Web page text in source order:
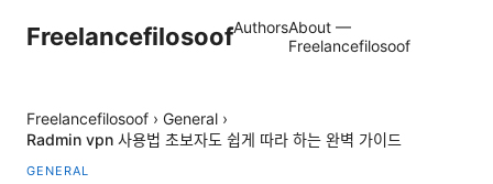
FreelancefilosoofAuthorsAbout —
Freelancefilosoof
Freelancefilosoof › General ›
Radmin vpn 사용법 초보자도 쉽게 따라 하는 완벽 가이드
GENERAL